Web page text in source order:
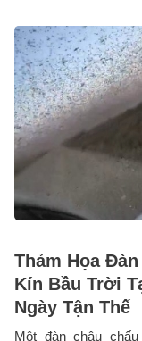
Thảm Họa
Kín Bầu Trời
Ngày Tận Thế
Một đàn châu